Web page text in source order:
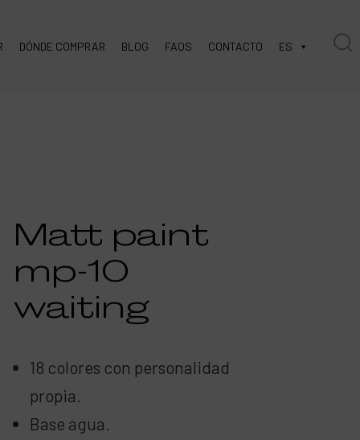
DÓNDE COMPRAR BLOG FAQS CONTACTO ES
Matt paint
mp-10
waiting
18 colores con personalidad
propia.
Base agua.